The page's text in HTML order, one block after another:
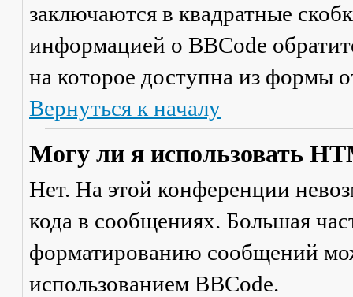
заключаются в квадратные
информацией о BBCode
на которое доступна из формы
Вернуться к началу
Могу ли я использовать
Нет. На этой конференции
кода в сообщениях. Большая
форматированию сообщений
использованием BBCode.